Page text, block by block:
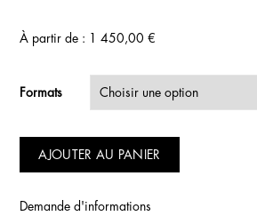
À partir de : 1 450,00€
Formats
AJOUTER AU PANIER
Demande d'informations